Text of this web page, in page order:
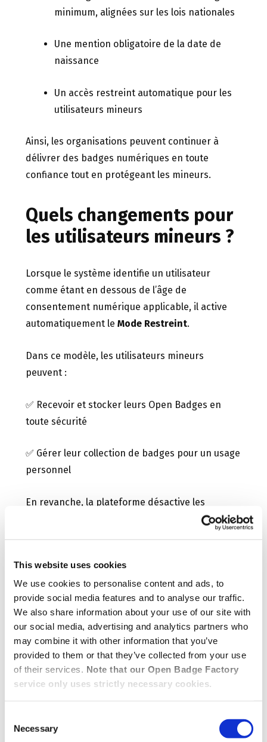
This website uses cookies
We use cookies to personalise content and ads, to
provide social media features and to analyse our traffic.
We also share information about your use of our site with
our social media, advertising and analytics partners who
may combine it with other information that you’ve
provided to them or that they’ve collected from your use
of their services. Note that our Open Badge Factory
service only uses strictly necessary cookies.
Selection
Necessary
minimum, alignées sur les lois nationales
Une mention obligatoire de la date de
naissance
Un accès restreint automatique pour les
utilisateurs mineurs
Ainsi, les organisations peuvent continuer à
délivrer des badges numériques en toute
confiance tout en protégeant les mineurs.
Quels changements pour
les utilisateurs mineurs ?
Lorsque le système identifie un utilisateur
comme étant en dessous de l’âge de
consentement numérique applicable, il active
automatiquement le Mode Restreint.
Dans ce modèle, les utilisateurs mineurs
peuvent :
✅ Recevoir et stocker leurs Open Badges en
toute sécurité
✅ Gérer leur collection de badges pour un usage
personnel
En revanche, la plateforme désactive les
fonctionnalités sociales et publiques. Par
❌ Partager ou publier leurs badges
publiquement
❌ Accéder aux fonctionnalités sociales ou
communautaires
❌ Commenter, suivre ou interagir dans les
espaces dédiés
❌ Rendre leur profil visible